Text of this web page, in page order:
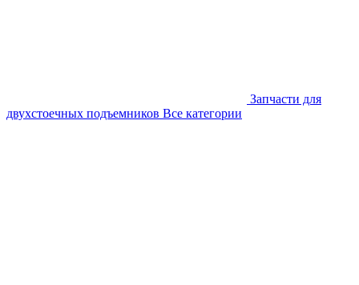
Запчасти для
двухстоечных подъемников Все категории